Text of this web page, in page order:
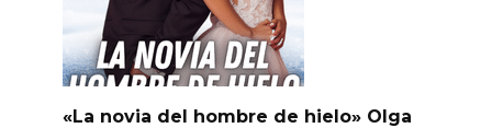
«La novia del hombre de hielo» Olga